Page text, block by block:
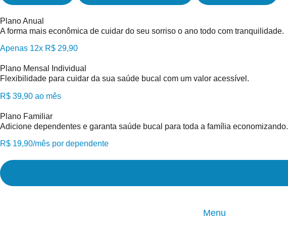
Plano Anual
A forma mais econômica de cuidar do seu sorriso o ano todo com tranquilidade.
Apenas 12x R$ 29,90
Plano Mensal Individual
Flexibilidade para cuidar da sua saúde bucal com um valor acessível.
R$ 39,90 ao mês
Plano Familiar
Adicione dependentes e garanta saúde bucal para toda a família economizando.
R$ 19,90/mês por dependente
Menu